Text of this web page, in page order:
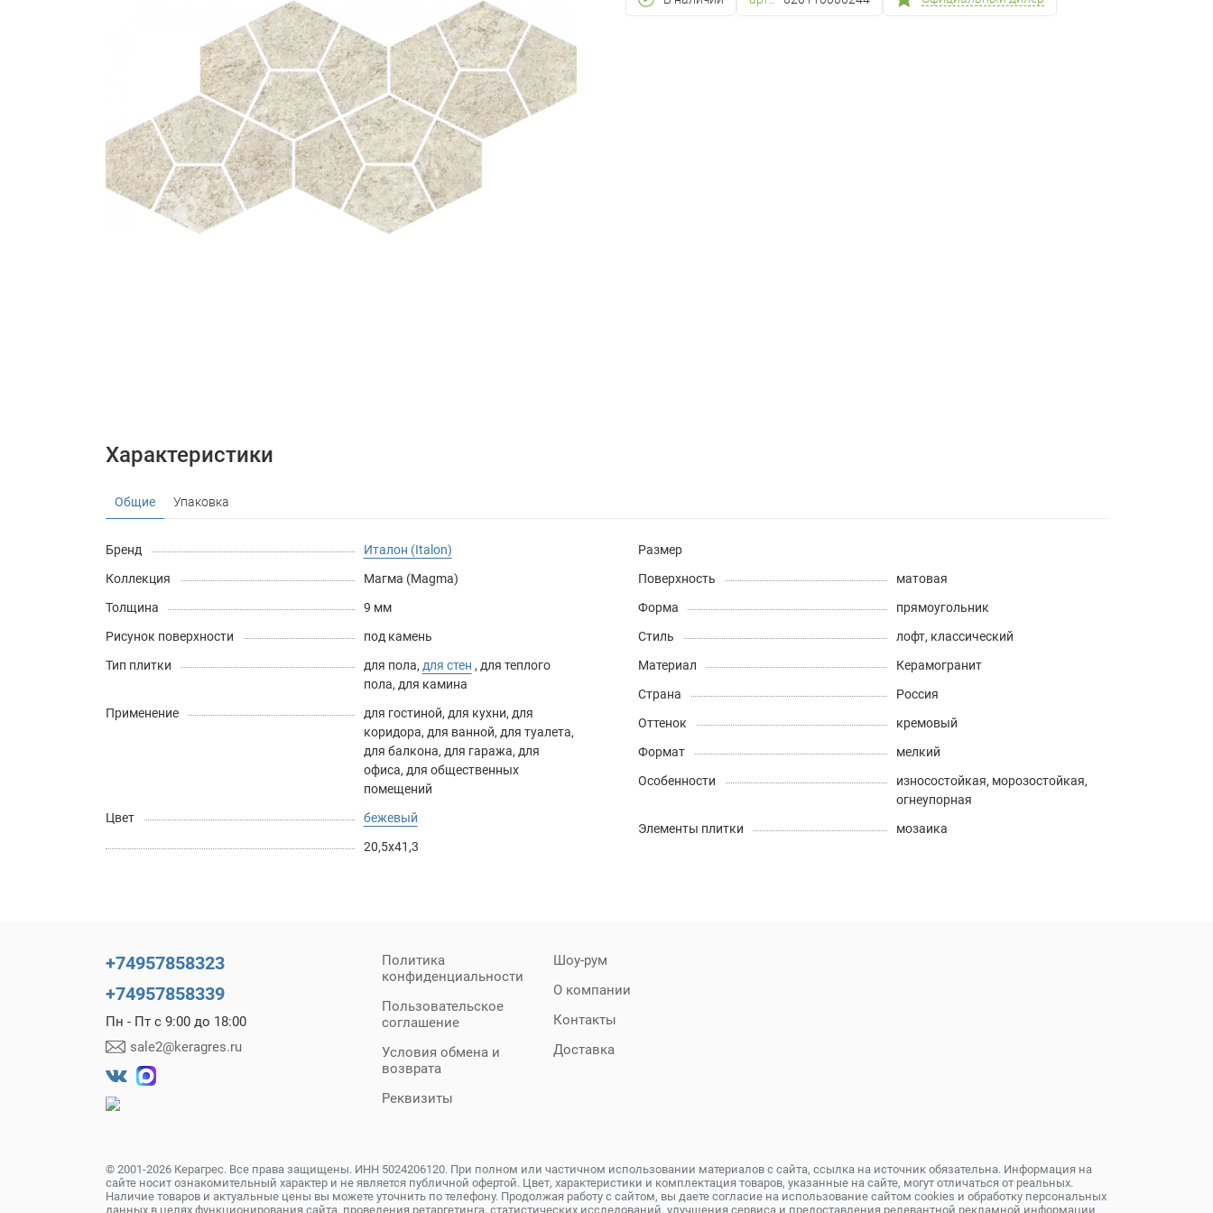
Характеристики
Общие Упаковка
Бренд
Италон (Italon)
Коллекция
Магма (Magma)
Толщина
9 мм
Рисунок поверхности
под камень
Тип плитки
для пола, для стен , для теплого
пола, для камина
Применение
для гостиной, для кухни, для
коридора, для ванной, для туалета,
для балкона, для гаража, для
офиса, для общественных
помещений
Цвет
бежевый
Размер
20,5х41,3
Поверхность
матовая
Форма
прямоугольник
Стиль
лофт, классический
Материал
Керамогранит
Страна
Россия
Оттенок
кремовый
Формат
мелкий
Особенности
износостойкая, морозостойкая,
огнеупорная
Элементы плитки
мозаика
+74957858323
+74957858339
Пн - Пт с 9:00 до 18:00
sale2@keragres.ru
Политика
конфиденциальности
Пользовательское
соглашение
Условия обмена и
возврата
Реквизиты
Шоу-рум
О компании
Контакты
Доставка
© 2001-2026 Керагрес. Все права защищены. ИНН 5024206120. При полном или частичном использовании материалов с сайта, ссылка на источник обязательна. Информация на
сайте носит ознакомительный характер и не является публичной офертой. Цвет, характеристики и комплектация товаров, указанные на сайте, могут отличаться от реальных.
Наличие товаров и актуальные цены вы можете уточнить по телефону. Продолжая работу с сайтом, вы даете согласие на использование сайтом cookies и обработку персональных
данных в целях функционирования сайта, проведения ретаргетинга, статистических исследований, улучшения сервиса и предоставления релевантной рекламной информации